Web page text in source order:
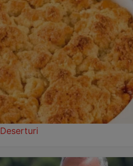
Deserturi